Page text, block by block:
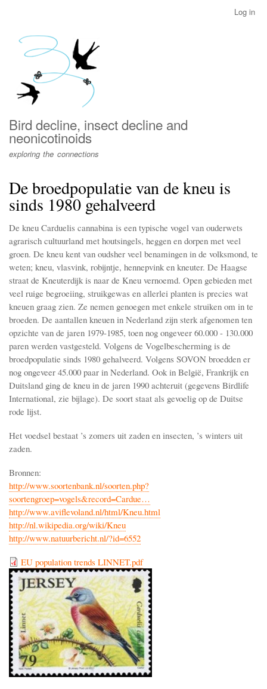
menu
Log in
Bird decline, insect decline and
neonicotinoids
exploring the connections
De broedpopulatie van de kneu is
sinds 1980 gehalveerd
De kneu Carduelis cannabina is een typische vogel van ouderwets
agrarisch cultuurland met houtsingels, heggen en dorpen met veel
groen. De kneu kent van oudsher veel benamingen in de volksmond, te
weten; kneu, vlasvink, robijntje, hennepvink en kneuter. De Haagse
straat de Kneuterdijk is naar de Kneu vernoemd. Open gebieden met
veel ruige begroeiing, struikgewas en allerlei planten is precies wat
kneuen graag zien. Ze nemen genoegen met enkele struiken om in te
broeden. De aantallen kneuen in Nederland zijn sterk afgenomen ten
opzichte van de jaren 1979-1985, toen nog ongeveer 60.000 - 130.000
paren werden vastgesteld. Volgens de Vogelbescherming is de
broedpopulatie sinds 1980 gehalveerd. Volgens SOVON broedden er
nog ongeveer 45.000 paar in Nederland. Ook in België, Frankrijk en
Duitsland ging de kneu in de jaren 1990 achteruit (gegevens Birdlife
International, zie bijlage). De soort staat als gevoelig op de Duitse
rode lijst.
Het voedsel bestaat ’s zomers uit zaden en insecten, ’s winters uit
zaden.
Bronnen:
http://www.soortenbank.nl/soorten.php?
soortengroep=vogels&record=Cardue…
http://www.aviflevoland.nl/html/Kneu.html
http://nl.wikipedia.org/wiki/Kneu
http://www.natuurbericht.nl/?id=6552
EU population trends LINNET.pdf